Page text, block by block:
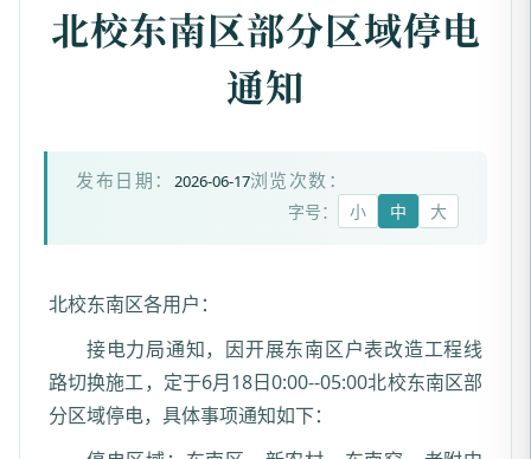
北校东南区部分区域停电
通知
发布日期： 2026-06-17浏览次数：
字号： 小 中 大
北校东南区各用户：
接电力局通知，因开展东南区户表改造工程线
路切换施工，定于6月18日0:00--05:00北校东南区部
分区域停电，具体事项通知如下：